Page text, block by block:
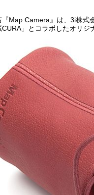
『Map Camera』は、3i株式
」とコラボしたオリジ